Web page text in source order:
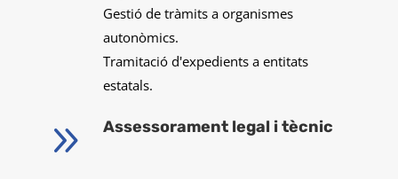
Gestió de tràmits a organismes
autonòmics.
Tramitació d'expedients a entitats
estatals.
9 Assessorament legal i tècnic